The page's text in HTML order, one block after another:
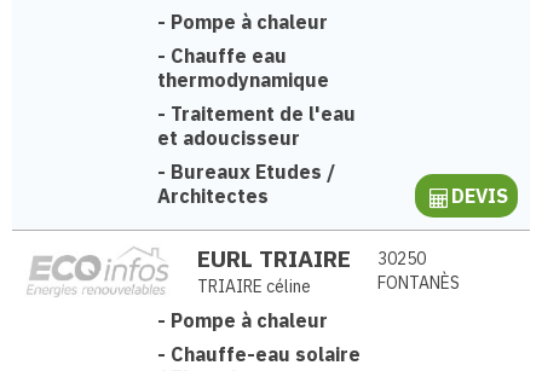
- Pompe à chaleur
- Chauffe eau
thermodynamique
- Traitement de l'eau
et adoucisseur
- Bureaux Etudes /
Architectes
DEVIS
EURL TRIAIRE
TRIAIRE céline
30250
FONTANÈS
- Pompe à chaleur
- Chauffe-eau solaire